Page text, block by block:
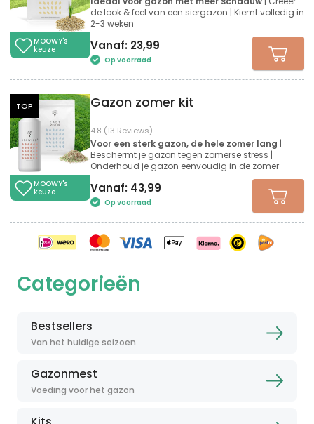
MOOWY's
keuze
de look & feel van een siergazon | Kiemt volledig in
2-3 weken
Vanaf: 23,99
Op voorraad
TOP
MOOWY's
keuze
4.8 (13 Reviews)
Gazon zomer kit
Voor een sterk gazon, de hele zomer lang |
Beschermt je gazon tegen zomerse stress |
Onderhoud je gazon eenvoudig in de zomer
Vanaf: 43,99
Op voorraad
Categorieën
Bestsellers
Van het huidige seizoen
Gazonmest
Voeding voor het gazon